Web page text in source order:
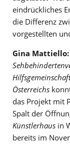
eindrückliches
die Differenz
vorgestellten
Gina Mattiello:
Österreichs
das Projekt mit
Spalt der
Künstlerhaus in
bereits im